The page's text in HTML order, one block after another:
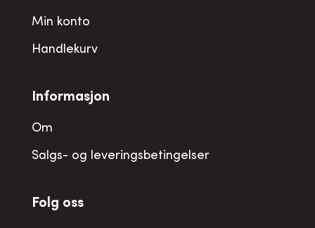
Min konto
Handlekurv
Informasjon
Om
Salgs- og leveringsbetingelser
Folg oss